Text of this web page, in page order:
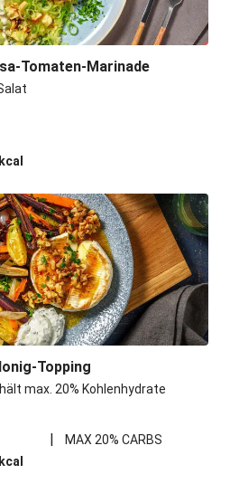
Tomaten-Marinade
kcal
Topping
max. 20% Kohlenhydrate
|
MAX 20% CARBS
kcal